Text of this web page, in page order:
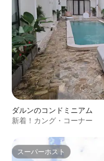
ダルンのコンドミニアム
新着！カング・コーナー
スーパーホスト
スーパーホスト